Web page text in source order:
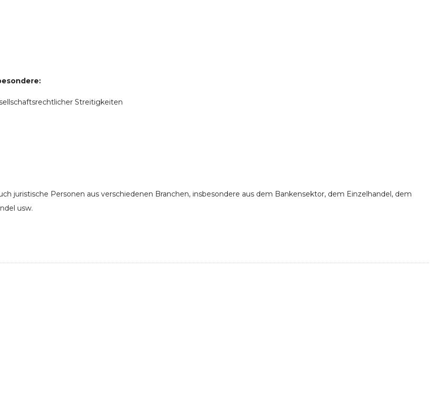
Streitigkeiten
juristische Personen aus verschiedenen Branchen, insbesondere aus dem Bankensektor, dem Einzelhandel, dem
usw.